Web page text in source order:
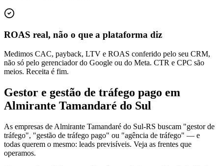
ROAS real, não o que a plataforma diz
Medimos CAC, payback, LTV e ROAS conferido pelo seu CRM,
não só pelo gerenciador do Google ou do Meta. CTR e CPC são
meios. Receita é fim.
Gestor e gestão de tráfego pago em
Almirante Tamandaré do Sul
As empresas de Almirante Tamandaré do Sul-RS buscam "gestor de
tráfego", "gestão de tráfego pago" ou "agência de tráfego" — e
todas querem o mesmo: leads previsíveis. Veja as frentes que
operamos.